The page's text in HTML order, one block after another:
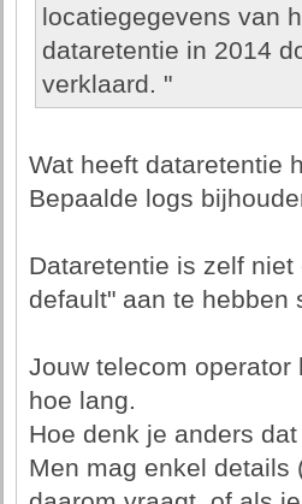
locatiegegevens van
dataretentie in 2014
verklaard. "
Wat heeft dataretentie
Bepaalde logs
Dataretentie is zelf
default" aan te hebben
Jouw telecom operator
hoe lang.
Hoe denk je anders
Men mag enkel details